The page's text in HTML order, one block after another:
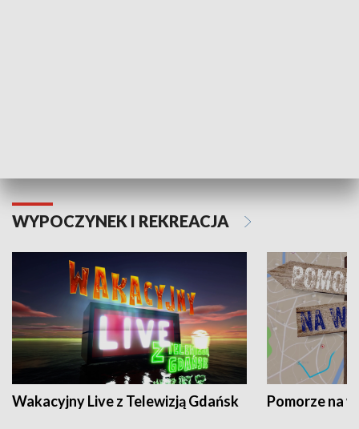
WYPOCZYNEK I REKREACJA
Wakacyjny Live z Telewizją Gdańsk Pomorze na